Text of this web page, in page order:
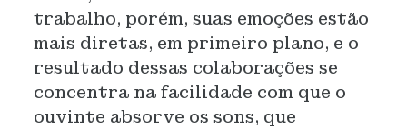
trabalho, porém, suas emoções estão
mais diretas, em primeiro plano, e o
resultado dessas colaborações se
concentra na facilidade com que o
ouvinte absorve os sons, que